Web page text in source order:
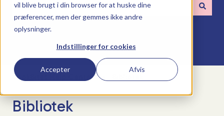
vil blive brugt i din browser for at huske dine
præferencer, men der gemmes ikke andre
oplysninger.
Indstillinger for cookies
Accepter Afvis
Der er ingen forslag, da søgefeltet er tomt.
BookBites Help Center
Bibliotek